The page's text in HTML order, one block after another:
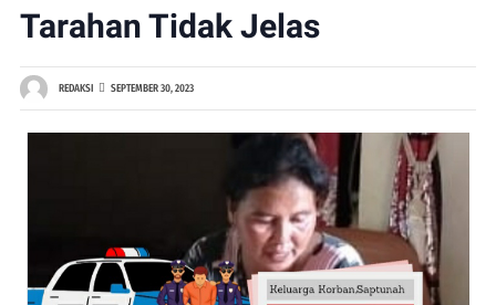
Tarahan Tidak Jelas
REDAKSI SEPTEMBER 30, 2023